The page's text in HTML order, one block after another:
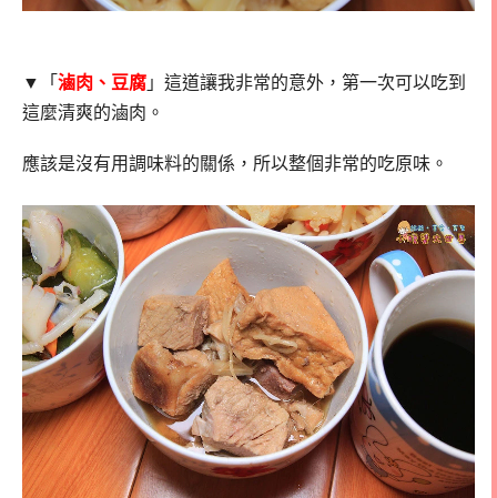
▼「滷肉、豆腐」這道讓我非常的意外，第一次可以吃到
這麼清爽的滷肉。
應該是沒有用調味料的關係，所以整個非常的吃原味。